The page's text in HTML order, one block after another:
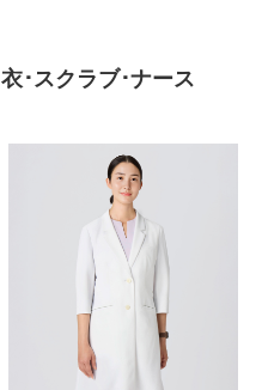
･スクラブ･ナース